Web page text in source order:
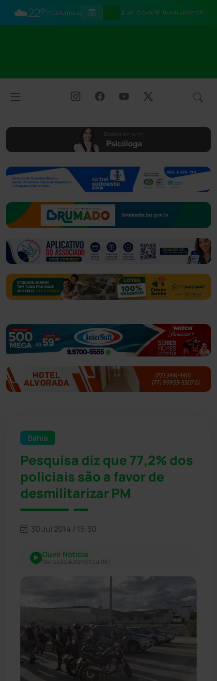
☁️22° Columbus 24° 94% 10km/h 33°/21°
Bahia
Pesquisa diz que 77,2% dos
policiais são a favor de
desmilitarizar PM
30 Jul 2014 / 15:30
Ouvir Notícia
Narração automática (IA)